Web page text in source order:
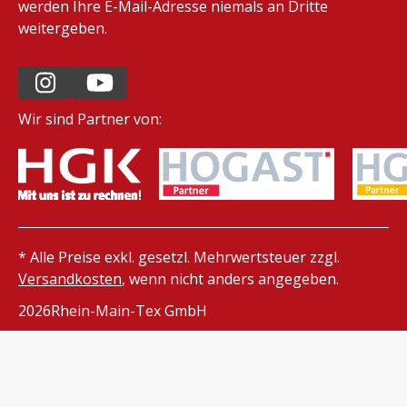
werden Ihre E-Mail-Adresse niemals an Dritte
weitergeben.
Wir sind Partner von:
* Alle Preise exkl. gesetzl. Mehrwertsteuer zzgl.
Versandkosten, wenn nicht anders angegeben.
2026Rhein-Main-Tex GmbH